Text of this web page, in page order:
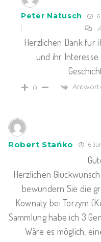
Peter Natusch
Herzlichen Dank für
und ihr
0
Robert Stańko 6
Herzlichen
bewundern Sie die
Kownaty bei Torzym
Sammlung habe ich 3
Wäre es möglich,